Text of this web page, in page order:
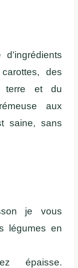
des
terre et du
aux
saine, sans
je vous
légumes en
épaisse.